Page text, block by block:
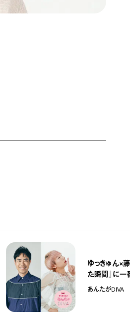
ゆっきゅ
た瞬間』
あんたが